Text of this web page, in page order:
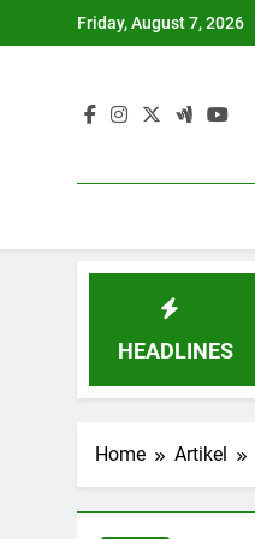
to
Friday, August 7, 2026
HEADLINES
dan Pelaku Industri
Home Artikel